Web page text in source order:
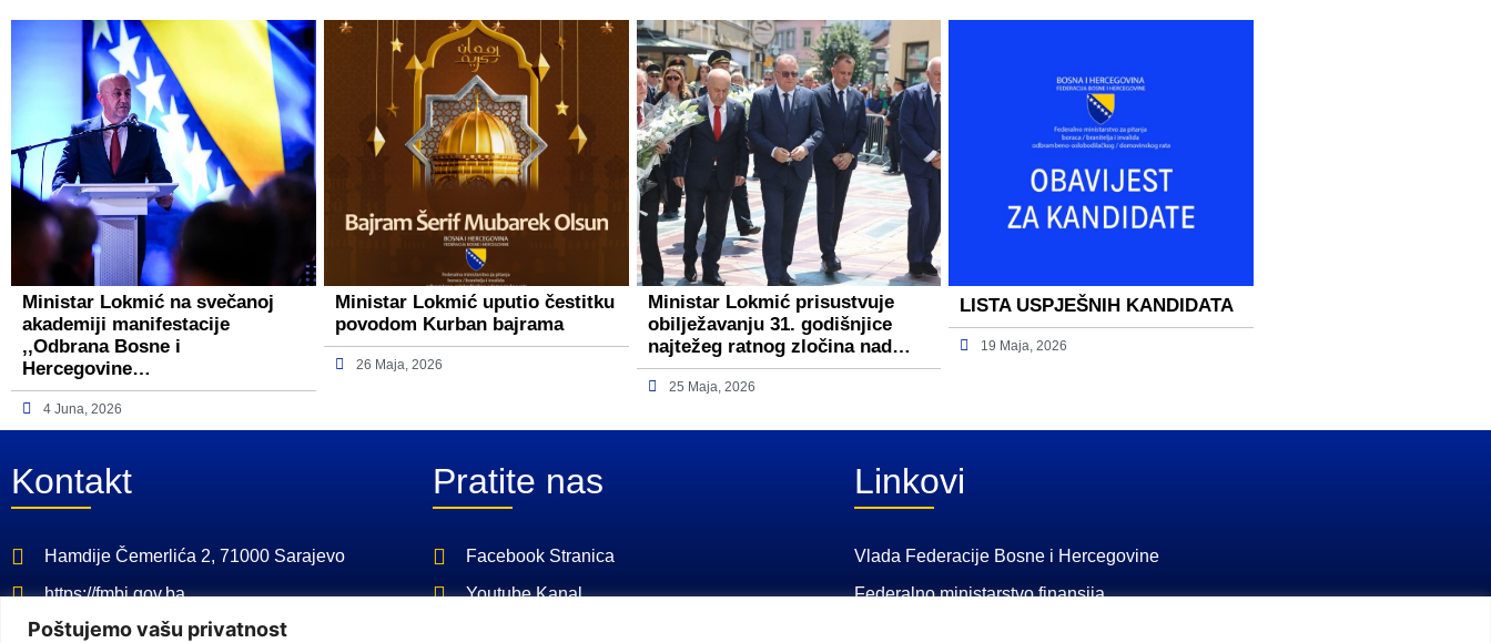
Poštujemo vašu privatnost
Ministar Lokmić na svečanoj
akademiji manifestacije
,,Odbrana Bosne i
Hercegovine…
4 Juna, 2026
Ministar Lokmić uputio čestitku
povodom Kurban bajrama
26 Maja, 2026
Ministar Lokmić prisustvuje
obilježavanju 31. godišnjice
najtežeg ratnog zločina nad…
25 Maja, 2026
LISTA USPJEŠNIH KANDIDATA
19 Maja, 2026
Kontakt
Hamdije Čemerlića 2, 71000 Sarajevo
https://fmbi.gov.ba
+387 33 21 29 32
Pratite nas
Facebook Stranica
Youtube Kanal
Linkovi
Vlada Federacije Bosne i Hercegovine
Federalno ministarstvo finansija